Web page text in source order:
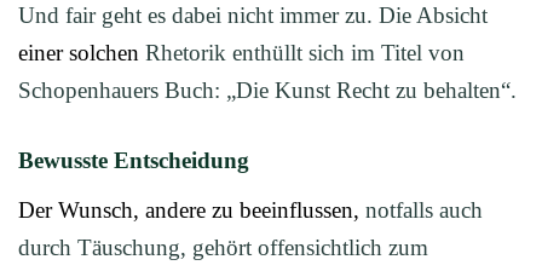
Und fair geht es dabei nicht immer zu. Die Absicht
einer solchen Rhetorik enthüllt sich im Titel von
Schopenhauers Buch: „Die Kunst Recht zu behalten“.
Bewusste Entscheidung
Der Wunsch, andere zu beeinflussen, notfalls auch
durch Täuschung, gehört offensichtlich zum